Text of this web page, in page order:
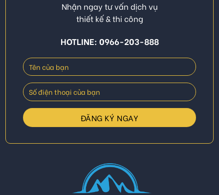
Nhận ngay tư vấn dịch vụ
thiết kế & thi công
HOTLINE: 0966-203-888